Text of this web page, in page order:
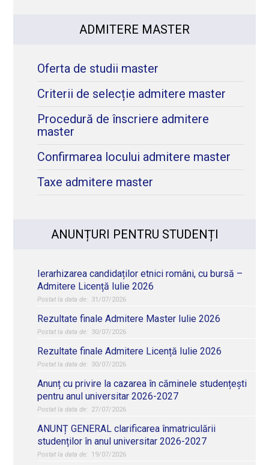
ADMITERE MASTER
Oferta de studii master
Criterii de selecție admitere master
Procedură de înscriere admitere
master
Confirmarea locului admitere master
Taxe admitere master
ANUNȚURI PENTRU STUDENȚI
Ierarhizarea candidaților etnici români, cu bursă –
Admitere Licență Iulie 2026
31/07/2026
Rezultate finale Admitere Master Iulie 2026
30/07/2026
Rezultate finale Admitere Licență Iulie 2026
30/07/2026
Anunț cu privire la cazarea în căminele studențești
pentru anul universitar 2026-2027
27/07/2026
ANUNȚ GENERAL clarificarea înmatriculării
studenților în anul universitar 2026-2027
19/07/2026